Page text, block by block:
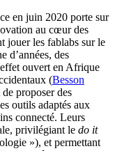
en juin 2020 porte sur
au cœur des
jouer les fablabs sur le
d’années, des
ouvert en Afrique
(Besson
proposer des
outils adaptés aux
connecté. Leurs
privilégiant le do it
»), et permettant